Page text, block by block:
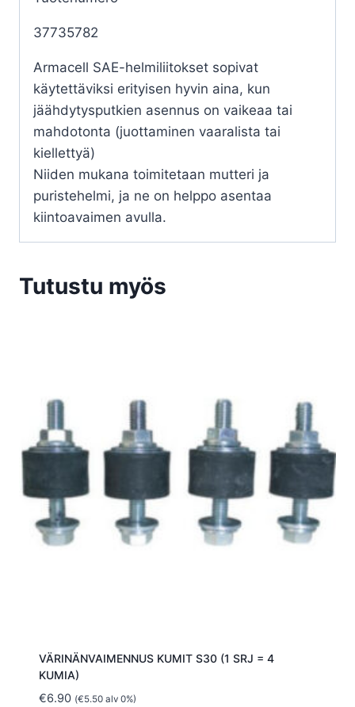
37735782
Armacell SAE-helmiliitokset sopivat
käytettäviksi erityisen hyvin aina, kun
jäähdytysputkien asennus on vaikeaa tai
mahdotonta (juottaminen vaaralista tai
kiellettyä)
Niiden mukana toimitetaan mutteri ja
puristehelmi, ja ne on helppo asentaa
kiintoavaimen avulla.
Tutustu myös
VÄRINÄNVAIMENNUS KUMIT S30 (1 SRJ = 4
KUMIA)
€6.90 (€5.50alv 0%)